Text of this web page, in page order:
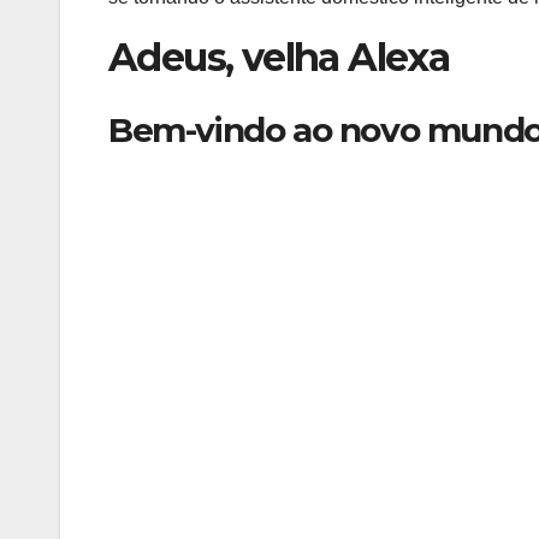
Adeus, velha Alexa
Bem-vindo ao novo